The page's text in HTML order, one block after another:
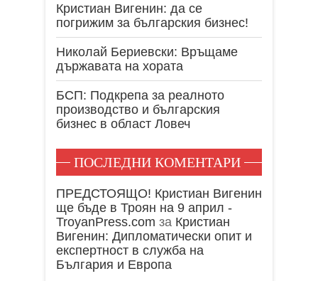
Кристиан Вигенин: да се
погрижим за българския бизнес!
Николай Бериевски: Връщаме
държавата на хората
БСП: Подкрепа за реалното
производство и българския
бизнес в област Ловеч
ПОСЛЕДНИ КОМЕНТАРИ
ПРЕДСТОЯЩО! Кристиан Вигенин
ще бъде в Троян на 9 април -
TroyanPress.com за Кристиан
Вигенин: Дипломатически опит и
експертност в служба на
България и Европа